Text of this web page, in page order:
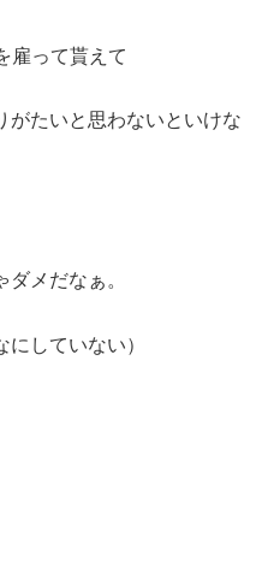
雇って貰えて
がたいと思わないといけな
メだなぁ。
していない）